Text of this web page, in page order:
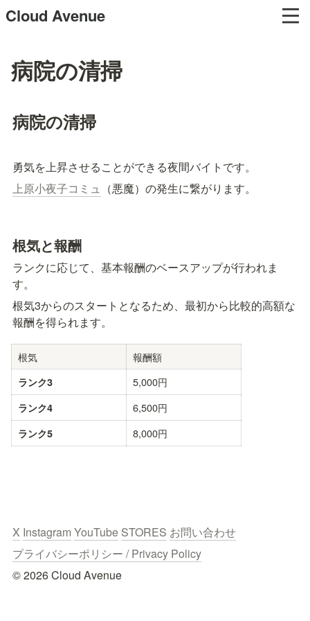
Cloud Avenue
病院の清掃
病院の清掃
勇気を上昇させることができる夜間バイトです。
上原小夜子コミュ （悪魔）の発生に繋がります。
根気と報酬
ランクに応じて、基本報酬のベースアップが行われま
す。
根気3からのスタートとなるため、最初から比較的高額な
報酬を得られます。
根気 報酬額
ランク3 5,000円
ランク4 6,500円
ランク5 8,000円
X Instagram YouTube STORES お問い合わせ
プライバシーポリシー / Privacy Policy
© 2026 Cloud Avenue